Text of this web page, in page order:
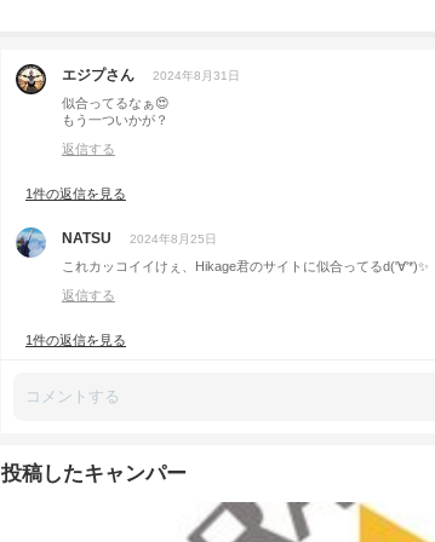
エジプさん 2024年8月31日
似合ってるなぁ😍
もう一ついかが？
返信する
1件の返信を見る
NATSU 2024年8月25日
これカッコイイけぇ、Hikage君のサイトに似合ってるd('∀'*)✨
返信する
1件の返信を見る
投稿したキャンパー